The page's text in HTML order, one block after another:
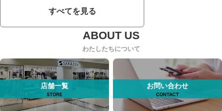
すべてを見る
わたしたちについて
店舗一覧 お問い合わせ